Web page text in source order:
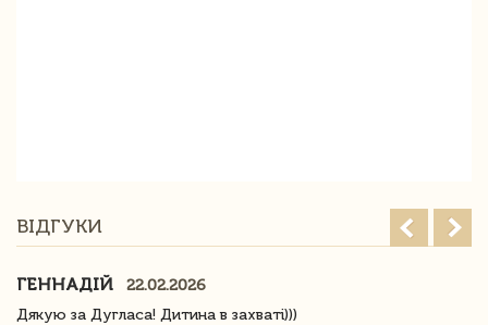
ВІДГУКИ
ГЕННАДІЙ
22.02.2026
Дякую за Дугласа! Дитина в захваті)))